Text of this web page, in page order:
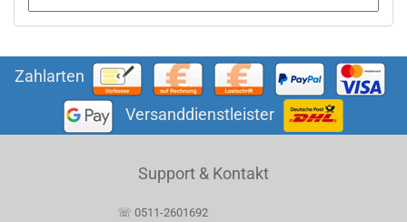
Zahlarten
Versanddienstleister
Support & Kontakt
☏ 0511-2601692